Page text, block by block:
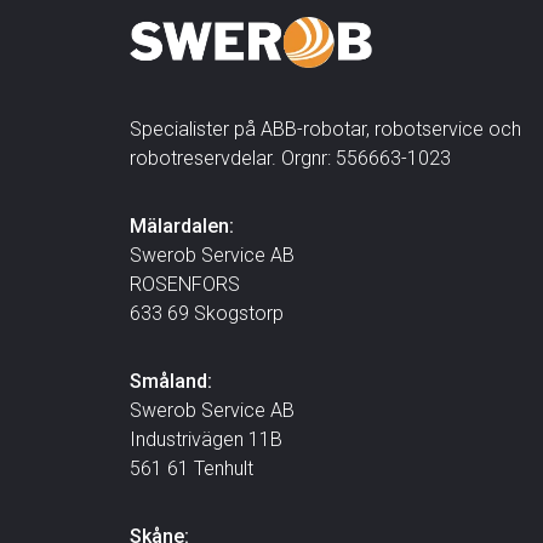
Specialister på ABB-robotar, robotservice och
robotreservdelar. Orgnr: 556663-1023
Mälardalen:
Swerob Service AB
ROSENFORS
633 69 Skogstorp
Småland:
Swerob Service AB
Industrivägen 11B
561 61 Tenhult
Skåne: